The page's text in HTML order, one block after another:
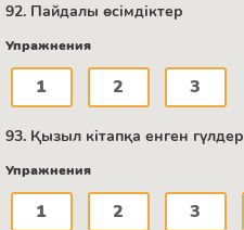
92. Пайдалы өсімдіктер
Упражнения
1 2 3
93. Қызыл кітапқа енген гүлдер
Упражнения
1 2 3